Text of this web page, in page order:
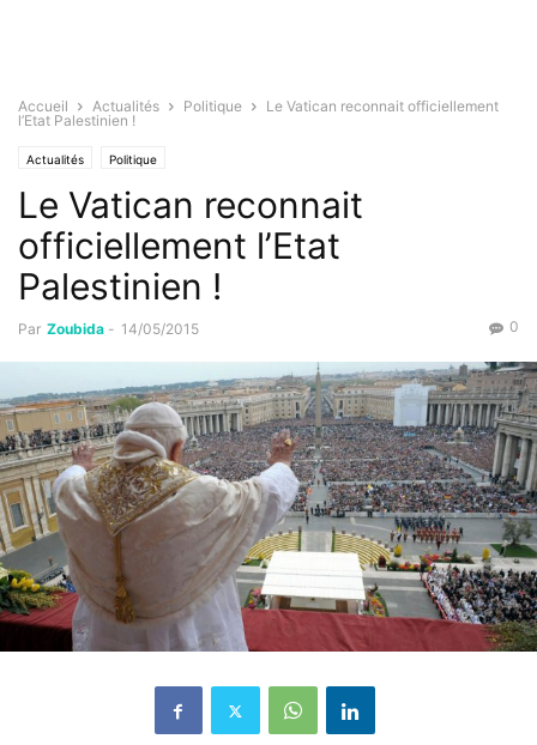
Accueil Actualités Politique
Le Vatican reconnait officiellement
l’Etat Palestinien !
Actualités Politique
Le Vatican reconnait
officiellement l’Etat
Palestinien !
Par Zoubida - 14/05/2015 0